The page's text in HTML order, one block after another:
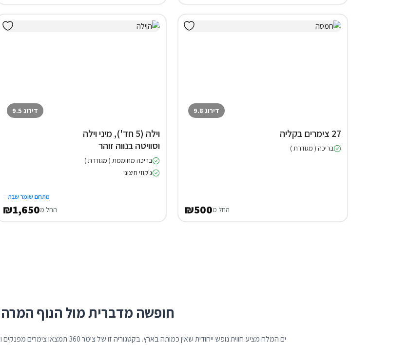
דירוג 9.8
27 צימרים בקליה
בריכה ( מגודרת )
החל מ₪500
דירוג 9.5
וילה (5 חד'), מיני וילה
וסוויטה בנווה זוהר
בריכה מחוממת ( מגודרת )
ג'קוזי חיצוני
מתחם שומר שבת
החל מ₪1,650
חופשה מדברית מול הנוף
ים המלח מציע חווית נופש ייחודית שאין כמותה